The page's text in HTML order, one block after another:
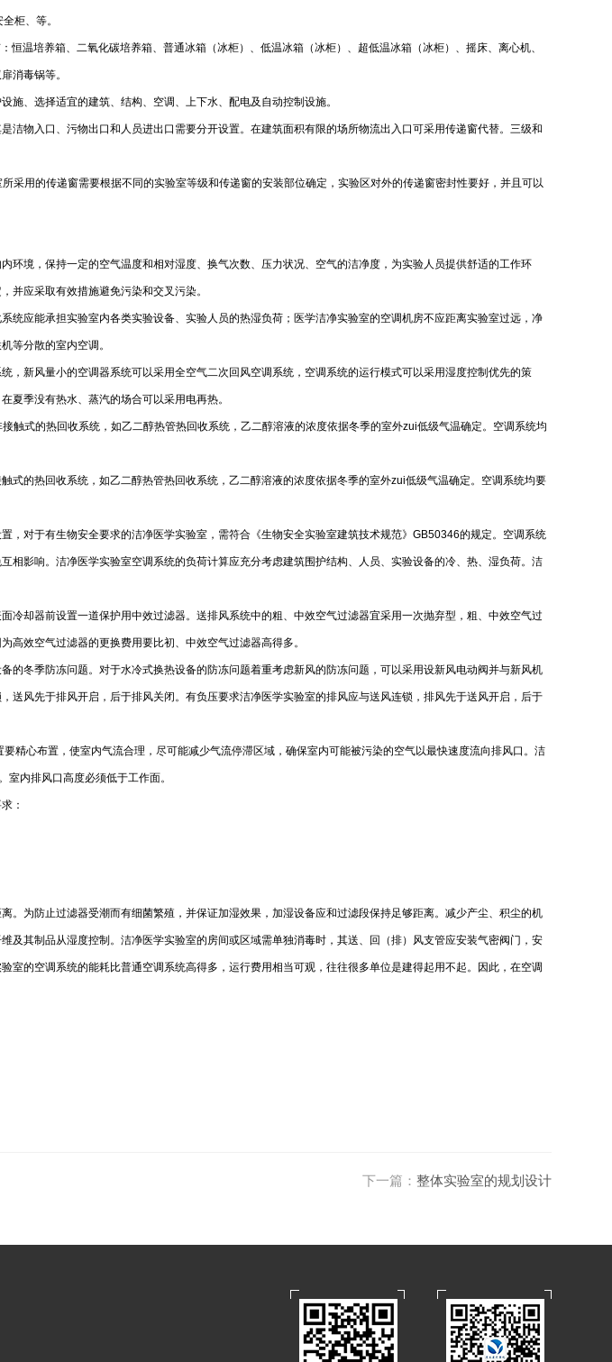
柜、等。
温培养箱、二氧化碳培养箱、普通冰箱（冰柜）、低温冰箱（冰柜）、超低温冰箱（冰柜）、摇床、离心机、
消毒锅等。
、选择适宜的建筑、结构、空调、上下水、配电及自动控制设施。
物入口、污物出口和人员进出口需要分开设置。在建筑面积有限的场所物流出入口可采用传递窗代替。三级和
用的传递窗需要根据不同的实验室等级和传递窗的安装部位确定，实验区对外的传递窗密封性要好，并且可以
境，保持一定的空气温度和相对湿度、换气次数、压力状况、空气的洁净度，为实验人员提供舒适的工作环
并应采取有效措施避免污染和交叉污染。
应能承担实验室内各类实验设备、实验人员的热湿负荷；医学洁净实验室的空调机房不应距离实验室过远，净
等分散的室内空调。
新风量小的空调器系统可以采用全空气二次回风空调系统，空调系统的运行模式可以采用湿度控制优先的策
夏季没有热水、蒸汽的场合可以采用电再热。
式的热回收系统，如乙二醇热管热回收系统，乙二醇溶液的浓度依据冬季的室外zui低级气温确定。空调系统均
的热回收系统，如乙二醇热管热回收系统，乙二醇溶液的浓度依据冬季的室外zui低级气温确定。空调系统均要
对于有生物安全要求的洁净医学实验室，需符合《生物安全实验室建筑技术规范》GB50346的规定。空调系统
影响。洁净医学实验室空调系统的负荷计算应充分考虑建筑围护结构、人员、实验设备的冷、热、湿负荷。洁
却器前设置一道保护用中效过滤器。送排风系统中的粗、中效空气过滤器宜采用一次抛弃型，粗、中效空气过
效空气过滤器的更换费用要比初、中效空气过滤器高得多。
冬季防冻问题。对于水冷式换热设备的防冻问题着重考虑新风的防冻问题，可以采用设新风电动阀并与新风机
风先于排风开启，后于排风关闭。有负压要求洁净医学实验室的排风应与送风连锁，排风先于送风开启，后于
精心布置，使室内气流合理，尽可能减少气流停滞区域，确保室内可能被污染的空气以最快速度流向排风口。洁
内排风口高度必须低于工作面。
：
为防止过滤器受潮而有细菌繁殖，并保证加湿效果，加湿设备应和过滤段保持足够距离。减少产尘、积尘的机
其制品从湿度控制。洁净医学实验室的房间或区域需单独消毒时，其送、回（排）风支管应安装气密阀门，安
的空调系统的能耗比普通空调系统高得多，运行费用相当可观，往往很多单位是建得起用不起。因此，在空调
下一篇： 整体实验室的规划设计